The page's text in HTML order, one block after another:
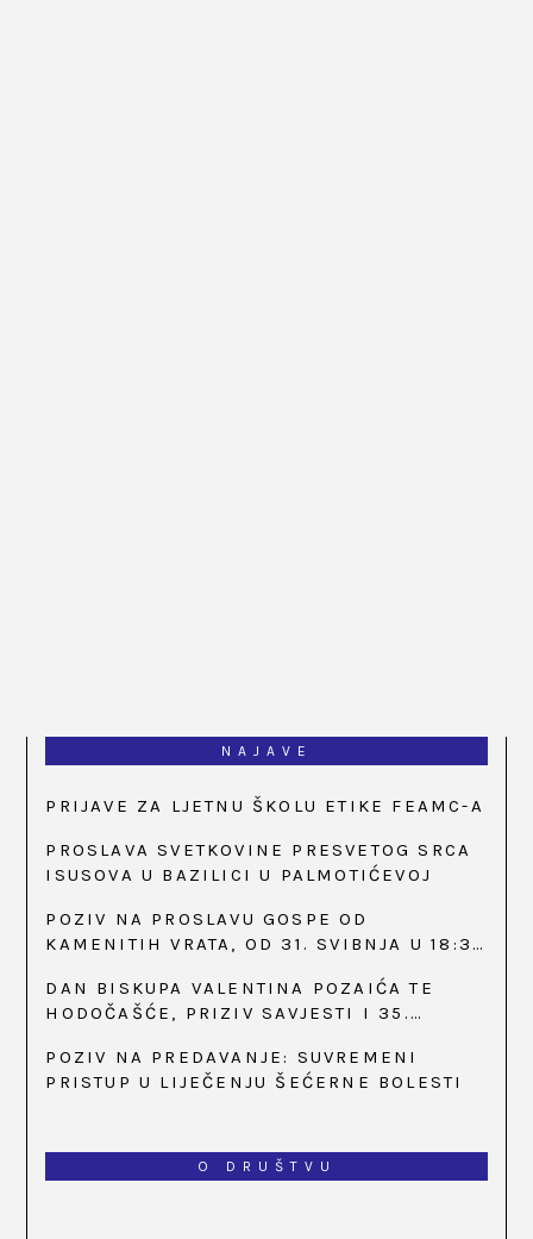
NAJAVE
PRIJAVE ZA LJETNU ŠKOLU ETIKE FEAMC-A
PROSLAVA SVETKOVINE PRESVETOG SRCA
ISUSOVA U BAZILICI U PALMOTIĆEVOJ
POZIV NA PROSLAVU GOSPE OD
KAMENITIH VRATA, OD 31. SVIBNJA U 18:30
DAN BISKUPA VALENTINA POZAIĆA TE
HODOČAŠĆE, PRIZIV SAVJESTI I 35.
BISTRICI, OD 15. DO 17. SVIBNJA
POZIV NA PREDAVANJE: SUVREMENI
PRISTUP U LIJEČENJU ŠEĆERNE BOLESTI
O DRUŠTVU